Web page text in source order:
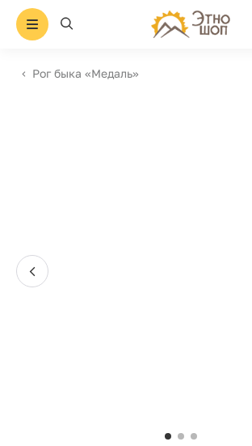
Рог быка «Медаль»